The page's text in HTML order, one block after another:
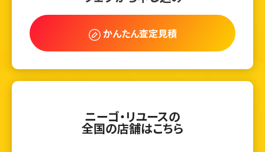
かんたん査定見積
ニーゴ・リユースの
全国の店舗はこちら